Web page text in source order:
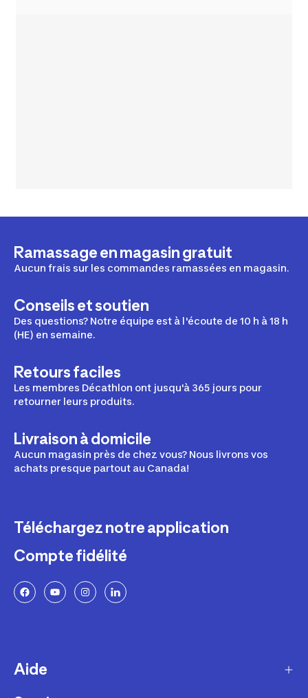
Ramassage en magasin gratuit
Aucun frais sur les commandes ramassées en magasin.
Conseils et soutien
Des questions? Notre équipe est à l'écoute de 10 h à 18 h
(HE) en semaine.
Retours faciles
Les membres Décathlon ont jusqu'à 365 jours pour
retourner leurs produits.
Livraison à domicile
Aucun magasin près de chez vous? Nous livrons vos
achats presque partout au Canada!
Téléchargez notre application
Compte fidélité
Aide